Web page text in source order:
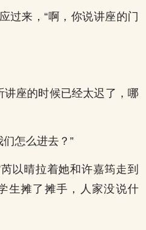
过来，“啊，你说讲座的门
讲座的时候已经太迟了，哪
怎么进去？”
以晴拉着她和许嘉筠走到
生摊了摊手，人家没说什